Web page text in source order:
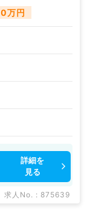
万円
詳細を
見る
求人No. : 875639